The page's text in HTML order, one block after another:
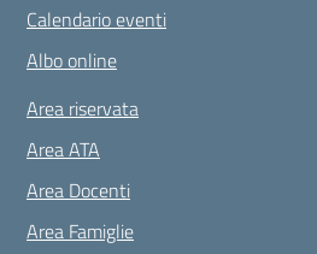
Calendario eventi
Albo online
Area riservata
Area ATA
Area Docenti
Area Famiglie